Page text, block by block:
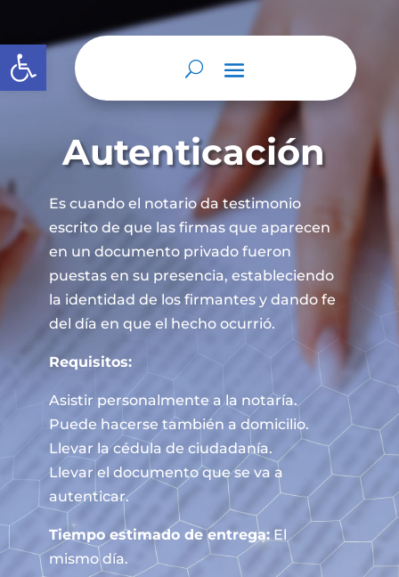
Abrir barra de herramientas
Autenticación
Es cuando el notario da testimonio
escrito de que las firmas que aparecen
en un documento privado fueron
puestas en su presencia, estableciendo
la identidad de los firmantes y dando fe
del día en que el hecho ocurrió.
Requisitos:
Asistir personalmente a la notaría.
Puede hacerse también a domicilio.
Llevar la cédula de ciudadanía.
Llevar el documento que se va a
autenticar.
Tiempo estimado de entrega:El
mismo día.